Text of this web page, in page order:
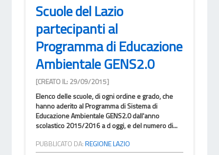
Scuole del Lazio
partecipanti al
Programma di Educazione
Ambientale GENS2.0
[CREATO IL: 29/09/2015]
Elenco delle scuole, di ogni ordine e grado, che
hanno aderito al Programma di Sistema di
Educazione Ambientale GENS2.0 dall'anno
scolastico 2015/2016 a d oggi, e del numero di...
PUBBLICATO DA:REGIONE LAZIO